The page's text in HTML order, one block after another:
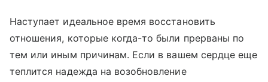
Наступает идеальное время восстановить
отношения, которые когда-то были прерваны по
тем или иным причинам. Если в вашем сердце еще
теплится надежда на возобновление